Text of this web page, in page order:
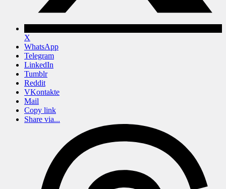
X
WhatsApp
Telegram
LinkedIn
Tumblr
Reddit
VKontakte
Mail
Copy link
Share via...